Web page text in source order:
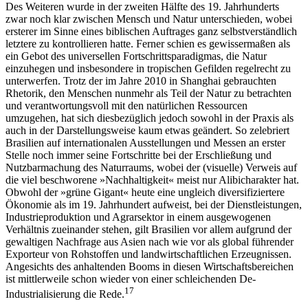
Des Weiteren wurde in der zweiten Hälfte des 19. Jahrhunderts
zwar noch klar zwischen Mensch und Natur unterschieden, wobei
ersterer im Sinne eines biblischen Auftrages ganz selbstverständlich
letztere zu kontrollieren hatte. Ferner schien es gewissermaßen als
ein Gebot des universellen Fortschrittsparadigmas, die Natur
einzuhegen und insbesondere in tropischen Gefilden regelrecht zu
unterwerfen. Trotz der im Jahre 2010 in Shanghai gebrauchten
Rhetorik, den Menschen nunmehr als Teil der Natur zu betrachten
und verantwortungsvoll mit den natürlichen Ressourcen
umzugehen, hat sich diesbezüglich jedoch sowohl in der Praxis als
auch in der Darstellungsweise kaum etwas geändert. So zelebriert
Brasilien auf internationalen Ausstellungen und Messen an erster
Stelle noch immer seine Fortschritte bei der Erschließung und
Nutzbarmachung des Naturraums, wobei der (visuelle) Verweis auf
die viel beschworene »Nachhaltigkeit« meist nur Alibicharakter hat.
Obwohl der »grüne Gigant« heute eine ungleich diversifiziertere
Ökonomie als im 19. Jahrhundert aufweist, bei der Dienstleistungen,
Industrieproduktion und Agrarsektor in einem ausgewogenen
Verhältnis zueinander stehen, gilt Brasilien vor allem aufgrund der
gewaltigen Nachfrage aus Asien nach wie vor als global führender
Exporteur von Rohstoffen und landwirtschaftlichen Erzeugnissen.
Angesichts des anhaltenden Booms in diesen Wirtschaftsbereichen
ist mittlerweile schon wieder von einer schleichenden De-
Industrialisierung die Rede.17